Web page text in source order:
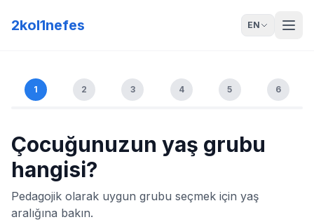
2kol1nefes EN
1 2 3 4 5 6
Çocuğunuzun yaş grubu
hangisi?
Pedagojik olarak uygun grubu seçmek için yaş
aralığına bakın.